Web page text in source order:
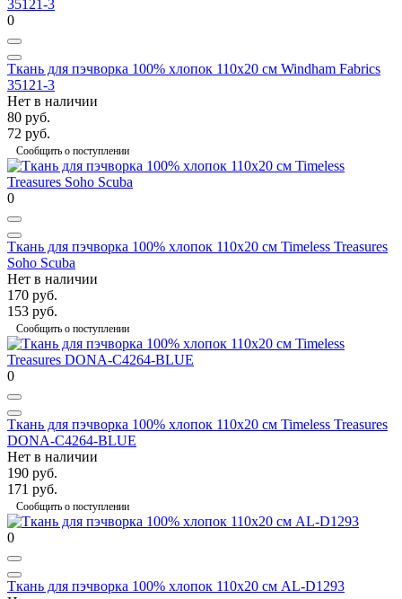
0
Ткань для пэчворка 100% хлопок 110x20 см Windham Fabrics
35121-3
Нет в наличии
80 руб.
72 руб.
Сообщить о поступлении
0
Ткань для пэчворка 100% хлопок 110x20 см Timeless Treasures
Soho Scuba
Нет в наличии
170 руб.
153 руб.
Сообщить о поступлении
0
Ткань для пэчворка 100% хлопок 110x20 см Timeless Treasures
DONA-C4264-BLUE
Нет в наличии
190 руб.
171 руб.
Сообщить о поступлении
0
Ткань для пэчворка 100% хлопок 110x20 см AL-D1293